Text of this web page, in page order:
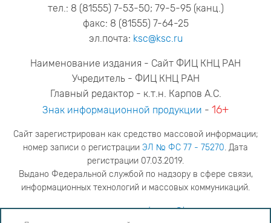
тел.: 8 (81555) 7-53-50; 79-5-95 (канц.)
факс: 8 (81555) 7-64-25
эл.почта: ksc@ksc.ru
Наименование издания - Сайт ФИЦ КНЦ РАН
Учредитель - ФИЦ КНЦ РАН
Главный редактор - к.т.н. Карпов А.С.
Знак информационной продукции - 16+
Сайт зарегистрирован как средство массовой информации;
номер записи о регистрации ЭЛ № ФС 77 - 75270. Дата
регистрации 07.03.2019.
Выдано Федеральной службой по надзору в сфере связи,
информационных технологий и массовых коммуникаций.
адрес редакцииya.stogova@ksc.ru